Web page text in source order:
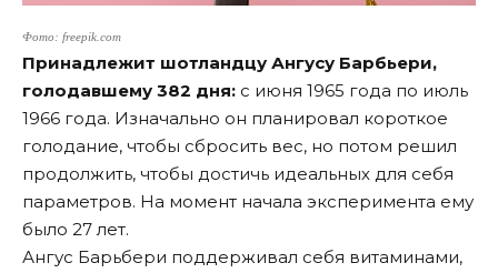
Фото: freepik.com
Принадлежит шотландцу Ангусу Барбьери,
голодавшему 382 дня: с июня 1965 года по июль
1966 года. Изначально он планировал короткое
голодание, чтобы сбросить вес, но потом решил
продолжить, чтобы достичь идеальных для себя
параметров. На момент начала эксперимента ему
было 27 лет.
Ангус Барьбери поддерживал себя витаминами,